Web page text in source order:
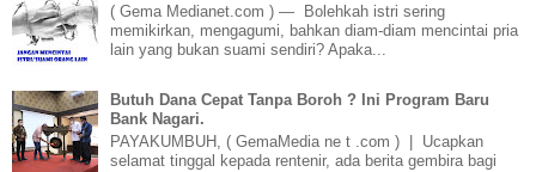
( Gema Medianet.com ) — Bolehkah istri sering
memikirkan, mengagumi, bahkan diam-diam mencintai pria
lain yang bukan suami sendiri? Apaka...
Butuh Dana Cepat Tanpa Boroh ? Ini Program Baru
Bank Nagari.
PAYAKUMBUH, ( GemaMedia ne t .com ) | Ucapkan
selamat tinggal kepada rentenir, ada berita gembira bagi